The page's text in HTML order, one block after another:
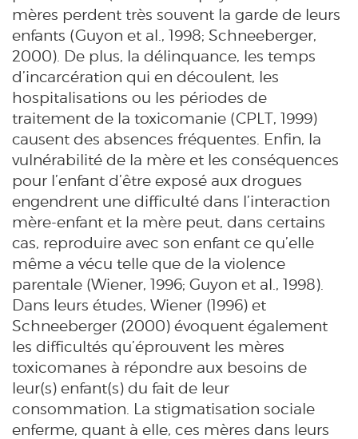
mères perdent très souvent la garde de leurs
enfants (Guyon et al., 1998; Schneeberger,
2000). De plus, la délinquance, les temps
d’incarcération qui en découlent, les
hospitalisations ou les périodes de
traitement de la toxicomanie (CPLT, 1999)
causent des absences fréquentes. Enfin, la
vulnérabilité de la mère et les conséquences
pour l’enfant d’être exposé aux drogues
engendrent une difficulté dans l’interaction
mère-enfant et la mère peut, dans certains
cas, reproduire avec son enfant ce qu’elle
même a vécu telle que de la violence
parentale (Wiener, 1996; Guyon et al., 1998).
Dans leurs études, Wiener (1996) et
Schneeberger (2000) évoquent également
les difficultés qu’éprouvent les mères
toxicomanes à répondre aux besoins de
leur(s) enfant(s) du fait de leur
consommation. La stigmatisation sociale
enferme, quant à elle, ces mères dans leurs